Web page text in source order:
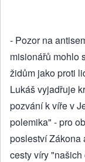
- Pozor na
misionářů mohlo
židům jako proti
Lukáš vyjadřuje
pozvání k víře v
polemika" - pro
posleství Zákona
cesty víry "našich